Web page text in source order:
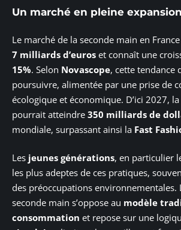
Un marché en pleine expansion
Le marché de la seconde main en
7 milliards d’euros et connaît une
15%. Selon Novascope, cette tendance
poursuivre, alimentée par une prise de
écologique et économique. D’ici 2027, la
pourrait atteindre 350 milliards de
mondiale, surpassant ainsi la Fast
Les jeunes générations, en particulier
les plus adeptes de ces pratiques,
des préoccupations environnementales.
seconde main s’oppose au modèle
consommation et repose sur une